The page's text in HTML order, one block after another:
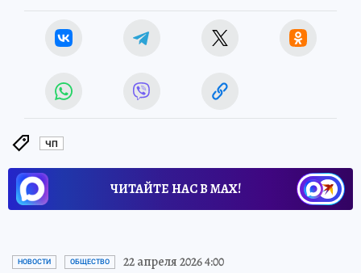
ЧП
ЧИТАЙТЕ НАС В МАХ!
НОВОСТИ ОБЩЕСТВО 22 апреля 2026 4:00